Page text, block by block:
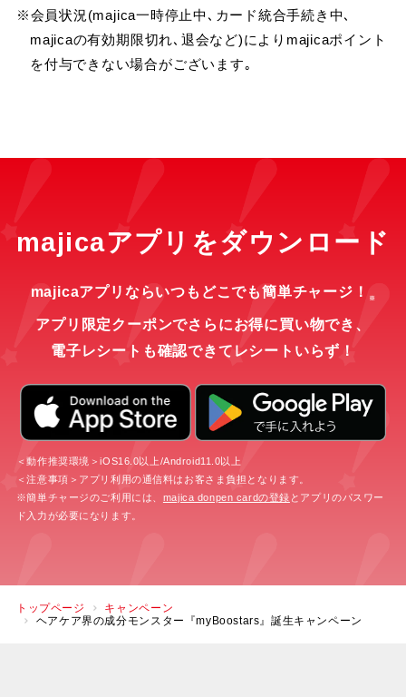
※会員状況(majica一時停止中､カード統合手続き中､
majicaの有効期限切れ､退会など)によりmajicaポイント
を付与できない場合がございます｡
majicaアプリをダウンロード
majicaアプリならいつもどこでも簡単チャージ！ ※
アプリ限定クーポンでさらにお得に買い物でき、
電子レシートも確認できてレシートいらず！
＜動作推奨環境＞iOS16.0以上/Android11.0以上
＜注意事項＞アプリ利用の通信料はお客さま負担となります。
※簡単チャージのご利用には、 majica donpen cardの登録 とアプリのパスワー
ド入力が必要になります。
トップページ
キャンペーン
ヘアケア界の成分モンスター『myBoostars』誕生キャンペーン